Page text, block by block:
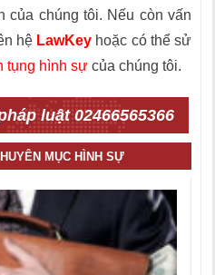
của chúng tôi. Nếu còn vấn
hệ LawKey hoặc có thể sử
tụng hình sự của chúng tôi.
luật 02466565366
MỤC HÌNH SỰ